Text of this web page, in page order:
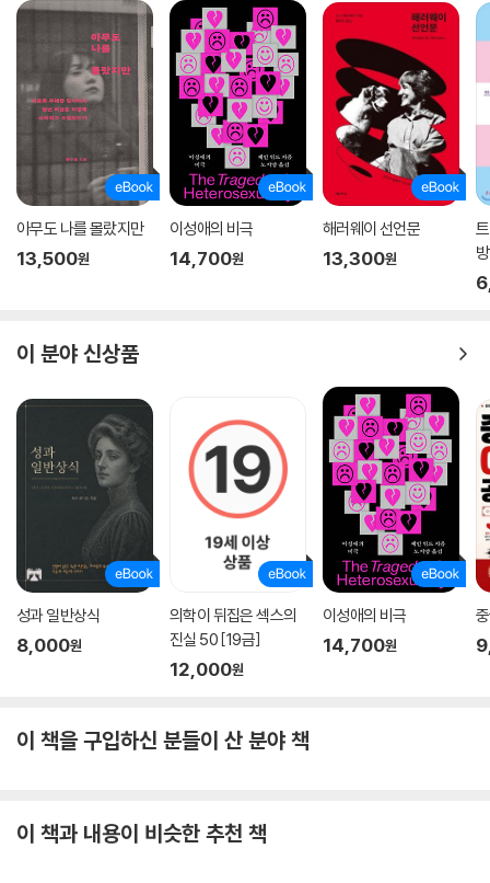
아무도 나를 몰랐지만
13,500원
이성애의 비극
14,700원
해러웨이 선언문
13,300원
방
이 분야 신상품
성과 일반상식
8,000원
의학이 뒤집은 섹스의
진실 50 [19금]
12,000원
이성애의 비극
14,700원
이 책을 구입하신 분들이 산 분야 책
이 책과 내용이 비슷한 추천 책